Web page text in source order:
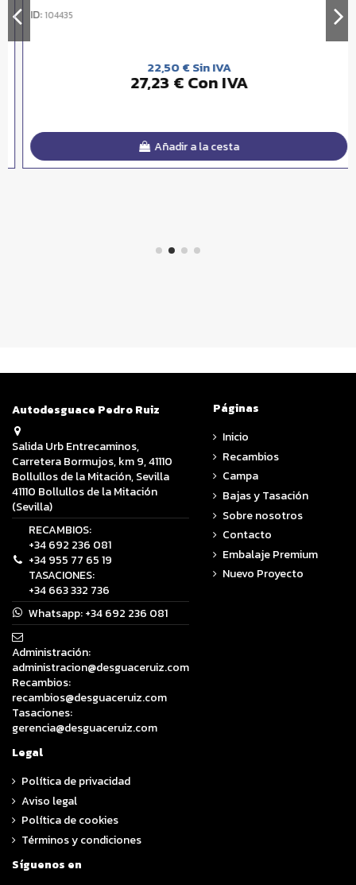
ID:104435
22,50 € Sin IVA
27,23 € Con IVA
Añadir a la cesta
Autodesguace Pedro Ruiz
Salida Urb Entrecaminos,
Carretera Bormujos, km 9, 41110
Bollullos de la Mitación, Sevilla
41110 Bollullos de la Mitación
(Sevilla)
RECAMBIOS:
+34 692 236 081
+34 955 77 65 19
TASACIONES:
+34 663 332 736
Whatsapp:+34 692 236 081
Administración:
administracion@desguaceruiz.com
Recambios:
recambios@desguaceruiz.com
Tasaciones:
gerencia@desguaceruiz.com
Páginas
Inicio
Recambios
Campa
Bajas y Tasación
Sobre nosotros
Contacto
Embalaje Premium
Nuevo Proyecto
Legal
Política de privacidad
Aviso legal
Política de cookies
Términos y condiciones
Síguenos en